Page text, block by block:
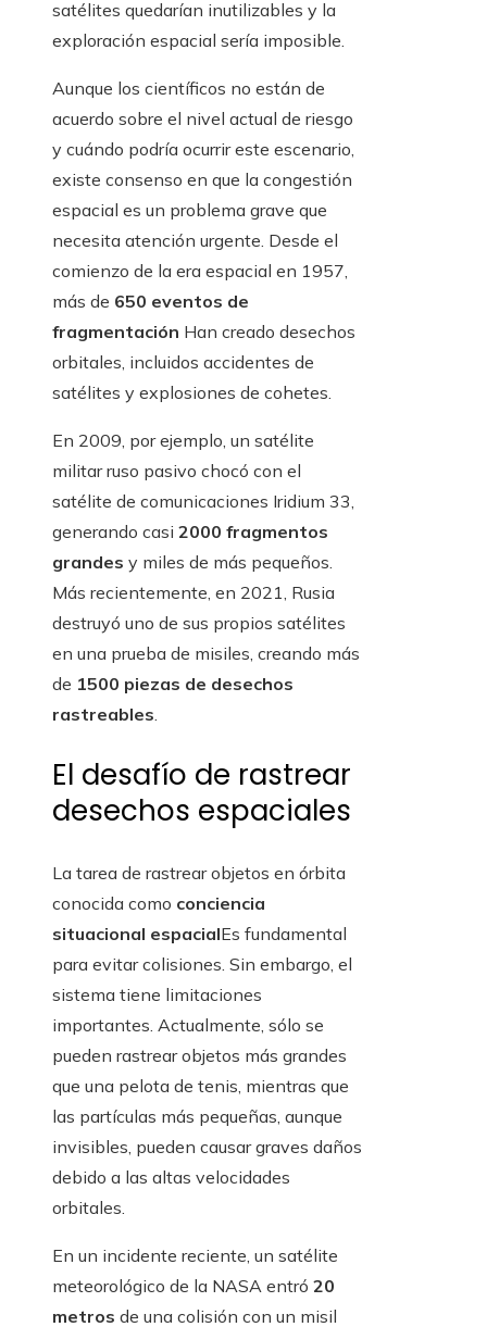
satélites quedarían inutilizables y la
exploración espacial sería imposible.
Aunque los científicos no están de
acuerdo sobre el nivel actual de riesgo
y cuándo podría ocurrir este escenario,
existe consenso en que la congestión
espacial es un problema grave que
necesita atención urgente. Desde el
comienzo de la era espacial en 1957,
más de 650 eventos de
fragmentación Han creado desechos
orbitales, incluidos accidentes de
satélites y explosiones de cohetes.
En 2009, por ejemplo, un satélite
militar ruso pasivo chocó con el
satélite de comunicaciones Iridium 33,
generando casi 2000 fragmentos
grandes y miles de más pequeños.
Más recientemente, en 2021, Rusia
destruyó uno de sus propios satélites
en una prueba de misiles, creando más
de 1500 piezas de desechos
rastreables.
El desafío de rastrear
desechos espaciales
La tarea de rastrear objetos en órbita
conocida como conciencia
situacional espacialEs fundamental
para evitar colisiones. Sin embargo, el
sistema tiene limitaciones
importantes. Actualmente, sólo se
pueden rastrear objetos más grandes
que una pelota de tenis, mientras que
las partículas más pequeñas, aunque
invisibles, pueden causar graves daños
debido a las altas velocidades
orbitales.
En un incidente reciente, un satélite
meteorológico de la NASA entró 20
metros de una colisión con un misil